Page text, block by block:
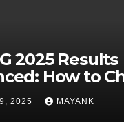
2025 Results
How to
and Toppers
2025 MAYANK